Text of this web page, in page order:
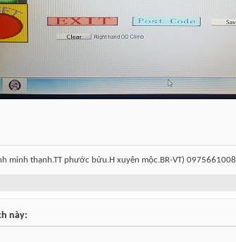
minh thạnh.TT phước bửu.H xuyên mộc.BR-VT) 0975661008
này: